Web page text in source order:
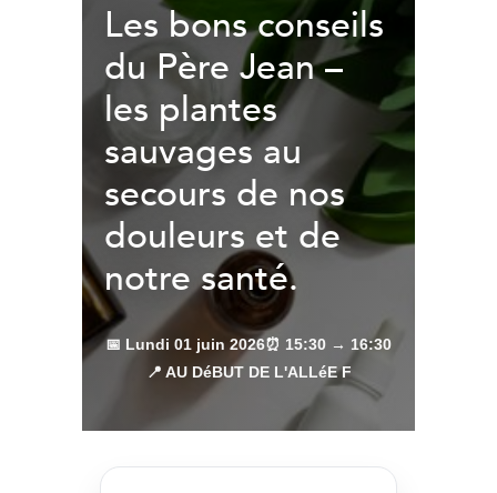
Les bons conseils
du Père Jean –
les plantes
sauvages au
secours de nos
douleurs et de
notre santé.
📅 Lundi 01 juin 2026⏰ 15:30 → 16:30
📍 AU DéBUT DE L'ALLéE F